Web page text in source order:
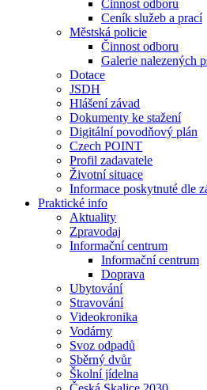
Činnost odboru
Ceník služeb a prací
Městská policie
Činnost odboru
Galerie nalezených
Dotace
JSDH
Hlášení závad
Dokumenty ke stažení
Digitální povodňový plán
Czech POINT
Profil zadavatele
Životní situace
Informace poskytnuté dle
Praktické info
Aktuality
Zpravodaj
Informační centrum
Informační centrum
Doprava
Ubytování
Stravování
Videokronika
Vodárny
Svoz odpadů
Sběrný dvůr
Školní jídelna